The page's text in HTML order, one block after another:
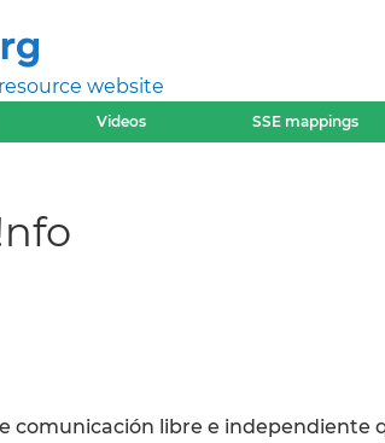
website
Videos SSE mappings
comunicación libre e independiente